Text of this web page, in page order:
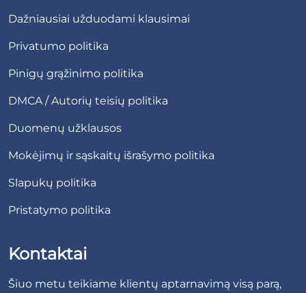
Dažniausiai užduodami klausimai
Privatumo politika
Pinigų grąžinimo politika
DMCA / Autorių teisių politika
Duomenų užklausos
Mokėjimų ir sąskaitų išrašymo politika
Slapukų politika
Pristatymo politika
Kontaktai
Šiuo metu teikiame klientų aptarnavimą visą parą,